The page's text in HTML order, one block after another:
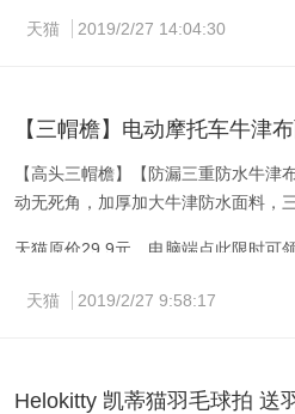
这款胎压监测器使用无线监测，只
慢漏气、快漏气、胎压高、胎温高均
天猫 2019/2/27 14:04:30
【三帽檐】电动摩托车牛津
【高头三帽檐】【防漏三重防水牛
动无死角，加厚加大牛津防水面料，
天猫原价29.9元，电脑端点此限时可
手机端复制标题淘口令，打开手机淘
天猫 2019/2/27 9:58:17
Helokitty 凯蒂猫羽毛球拍 送